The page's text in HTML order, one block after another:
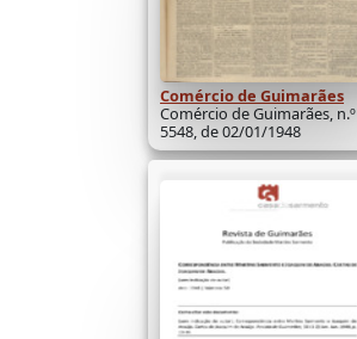
Comércio de Guimarães
Comércio de Guimarães, n.º
5548, de 02/01/1948